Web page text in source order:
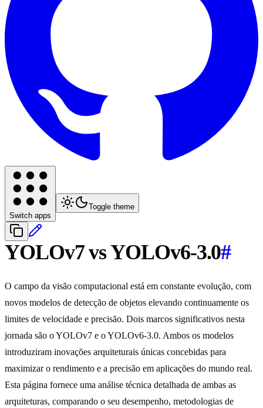
Switch apps
Toggle theme
YOLOv7 vs YOLOv6-3.0#
O campo da visão computacional está em constante evolução, com
novos modelos de detecção de objetos elevando continuamente os
limites de velocidade e precisão. Dois marcos significativos nesta
jornada são o YOLOv7 e o YOLOv6-3.0. Ambos os modelos
introduziram inovações arquiteturais únicas concebidas para
maximizar o rendimento e a precisão em aplicações do mundo real.
Esta página fornece uma análise técnica detalhada de ambas as
arquiteturas, comparando o seu desempenho, metodologias de